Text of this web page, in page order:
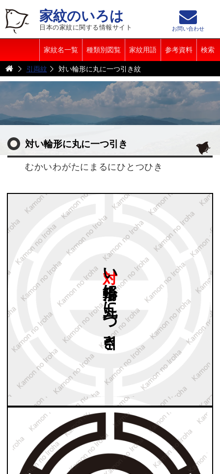
家紋のいろは
日本の家紋に関する情報サイト
家紋名一覧 種類別図覧 家紋用語 参考資料 検索
お問い合わせ
引両紋 対い輪形に丸に一つ引き紋
対い輪形に丸に一つ引き
むかいわがたにまるにひとつひき
引き